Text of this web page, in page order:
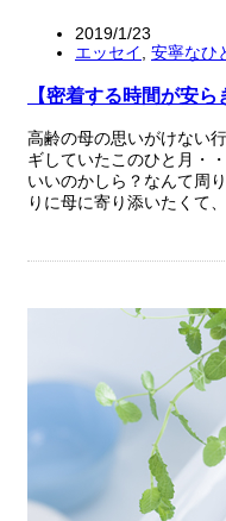
2019/1/23
エッセイ
安寧なひ
【密着する時間が安ら
高齢の母の思いがけない
ギしていたこのひと月・
いいのかしら？なんて周
りに母に寄り添いたく